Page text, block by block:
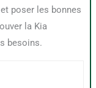
poser les bonnes
la Kia
besoins.